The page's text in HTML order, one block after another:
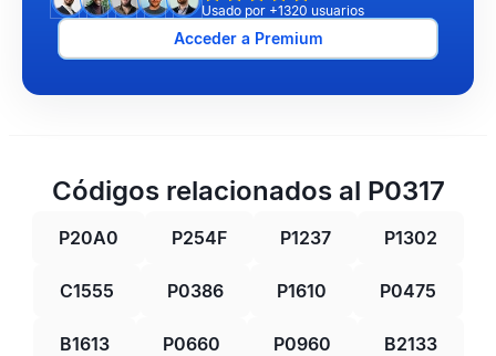
Usado por +1320 usuarios
Acceder a Premium
Códigos relacionados al P0317
P20A0 P254F P1237 P1302
C1555 P0386 P1610 P0475
B1613 P0660 P0960 B2133